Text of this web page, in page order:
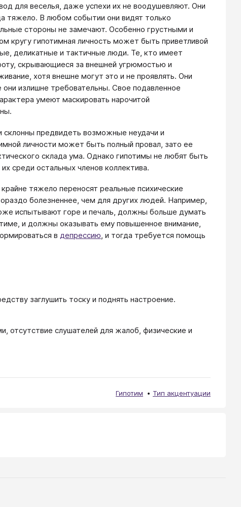
для веселья, даже успехи их не воодушевляют. Они
тяжело. В любом событии они видят только
стороны не замечают. Особенно грустными и
кругу гипотимная личность может быть приветливой
деликатные и тактичные люди. Те, кто имеет
скрывающиеся за внешней угрюмостью и
хотя внешне могут это и не проявлять. Они
излишне требовательны. Свое подавленное
умеют маскировать нарочитой
склонны предвидеть возможные неудачи и
личности может быть полный провал, зато ее
склада ума. Однако гипотимы не любят быть
среди остальных членов коллектива.
тяжело переносят реальные психические
болезненнее, чем для других людей. Например,
испытывают горе и печаль, должны больше думать
и должны оказывать ему повышенное внимание,
в депрессию, и тогда требуется помощь
заглушить тоску и поднять настроение.
отсутствие слушателей для жалоб, физические и
Гипотим Тип акцентуации